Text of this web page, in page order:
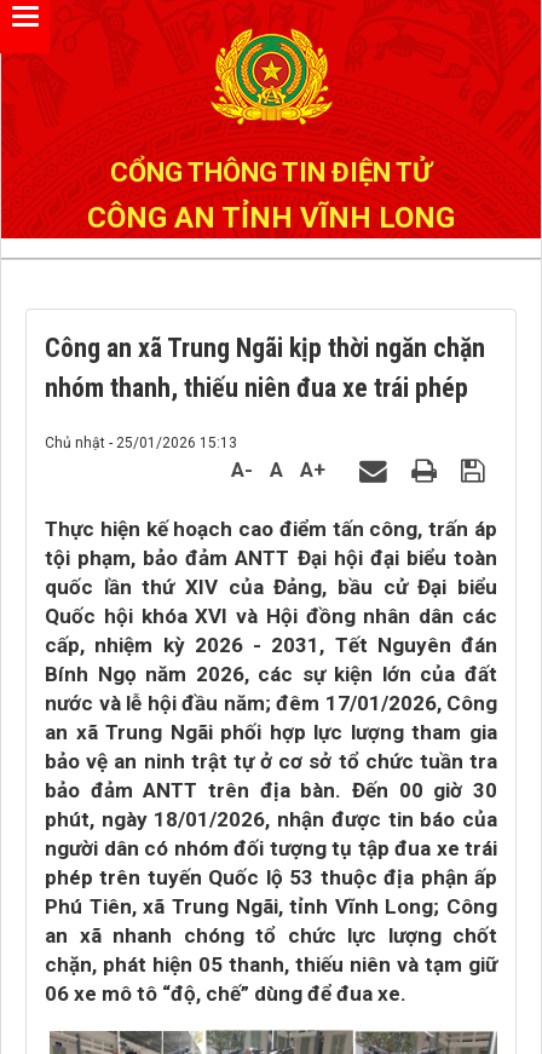
CỔNG THÔNG TIN ĐIỆN TỬ
CÔNG AN TỈNH VĨNH LONG
Công an xã Trung Ngãi kịp thời ngăn chặn
nhóm thanh, thiếu niên đua xe trái phép
Chủ nhật - 25/01/2026 15:13
A- A A+
Thực hiện kế hoạch cao điểm tấn công, trấn áp
tội phạm, bảo đảm ANTT Đại hội đại biểu toàn
quốc lần thứ XIV của Đảng, bầu cử Đại biểu
Quốc hội khóa XVI và Hội đồng nhân dân các
cấp, nhiệm kỳ 2026 - 2031, Tết Nguyên đán
Bính Ngọ năm 2026, các sự kiện lớn của đất
nước và lễ hội đầu năm; đêm 17/01/2026, Công
an xã Trung Ngãi phối hợp lực lượng tham gia
bảo vệ an ninh trật tự ở cơ sở tổ chức tuần tra
bảo đảm ANTT trên địa bàn. Đến 00 giờ 30
phút, ngày 18/01/2026, nhận được tin báo của
người dân có nhóm đối tượng tụ tập đua xe trái
phép trên tuyến Quốc lộ 53 thuộc địa phận ấp
Phú Tiên, xã Trung Ngãi, tỉnh Vĩnh Long; Công
an xã nhanh chóng tổ chức lực lượng chốt
chặn, phát hiện 05 thanh, thiếu niên và tạm giữ
06 xe mô tô “độ, chế” dùng để đua xe.